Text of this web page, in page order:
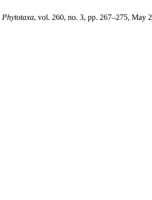
Phytotaxa, vol. 260, no. 3, pp. 267–275, May